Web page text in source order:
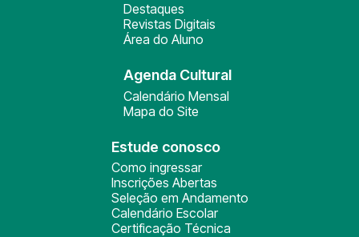
Destaques
Revistas Digitais
Área do Aluno
Agenda Cultural
Calendário Mensal
Mapa do Site
Estude conosco
Como ingressar
Inscrições Abertas
Seleção em Andamento
Calendário Escolar
Certificação Técnica